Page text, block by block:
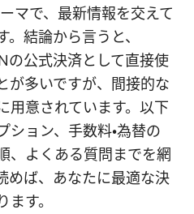
マで、最新情報を交えて
結論から言うと、
の公式決済として直接使
が多いですが、間接的な
用意されています。以下
ョン、手数料・為替の
、よくある質問までを網
めば、あなたに最適な決
す。